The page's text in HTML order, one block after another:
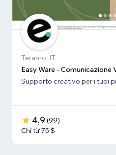
Teramo, IT
Easy Ware - Comunicazione
Supporto creativo per i tuoi
4,9 (99)
Chỉ từ 75 $